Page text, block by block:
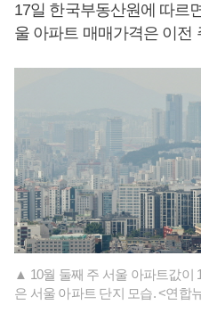
17일 한국부동산원에 따르
울 아파트 매매가격은 이전
▲ 10월 둘째 주 서울 아파트값이
은 서울 아파트 단지 모습. <연합